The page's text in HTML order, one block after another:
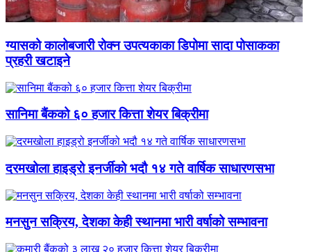
ग्यासको कालोबजारी रोक्न उपत्यकाका डिपोमा सादा पोसाकका
प्रहरी खटाइने
सानिमा बैंकको ६० हजार कित्ता शेयर बिक्रीमा
दरमखोला हाइड्रो इनर्जीको भदौ १४ गते वार्षिक साधारणसभा
मनसुन सक्रिय, देशका केही स्थानमा भारी वर्षाको सम्भावना